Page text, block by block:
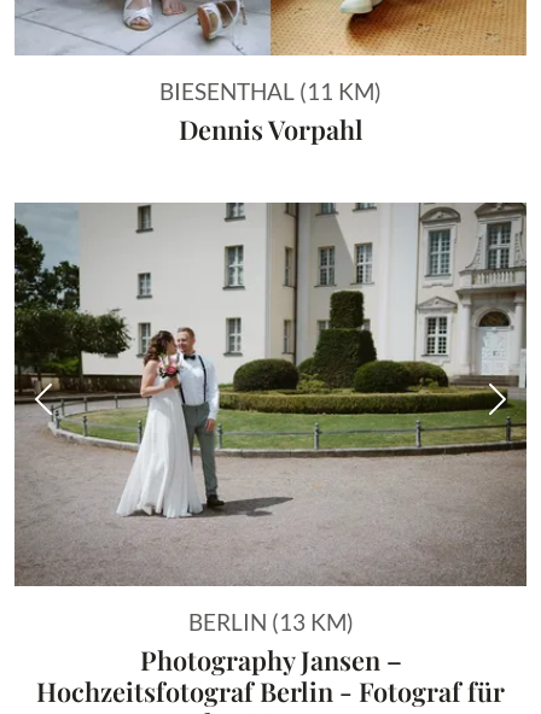
BIESENTHAL (11 KM)
Dennis Vorpahl
Vorheriges Bild
BERLIN (13 KM)
Photography Jansen –
Hochzeitsfotograf Berlin - Fotograf für